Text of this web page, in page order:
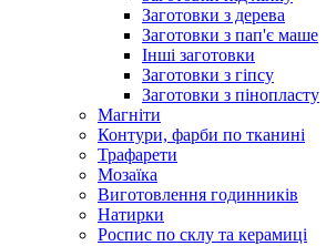
Заготовки з дерева
Заготовки з пап'є маше
Інші заготовки
Заготовки з гіпсу
Заготовки з пінопласту
Магніти
Контури, фарби по тканині
Трафарети
Мозаїка
Виготовлення годинників
Натирки
Роспис по склу та керамиці